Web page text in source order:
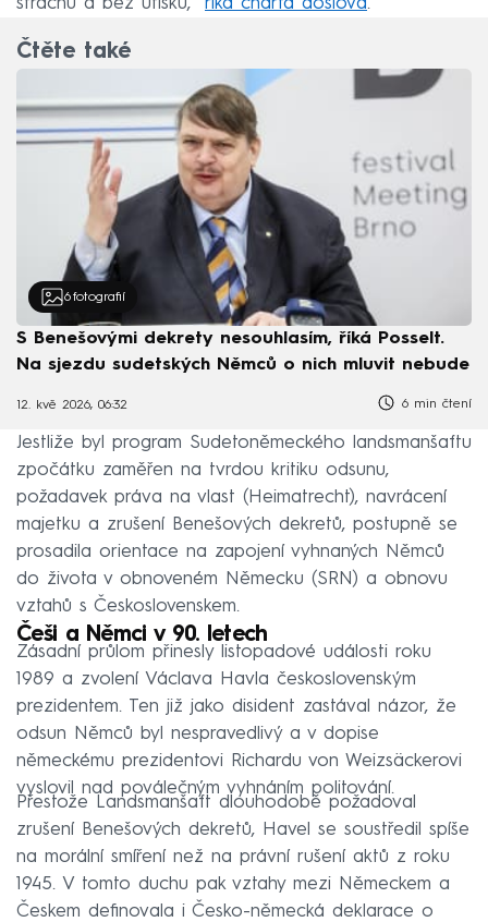
Čtěte také
6 fotografií
S Benešovými dekrety nesouhlasím, říká Posselt.
Na sjezdu sudetských Němců o nich mluvit nebude
12. kvě 2026, 06:32 6 min čtení
Jestliže byl program Sudetoněmeckého landsmanšaftu
zpočátku zaměřen na tvrdou kritiku odsunu,
požadavek práva na vlast (Heimatrecht), navrácení
majetku a zrušení Benešových dekretů, postupně se
prosadila orientace na zapojení vyhnaných Němců
do života v obnoveném Německu (SRN) a obnovu
vztahů s Československem.
Češi a Němci v 90. letech
Zásadní průlom přinesly listopadové události roku
1989 a zvolení Václava Havla československým
prezidentem. Ten již jako disident zastával názor, že
odsun Němců byl nespravedlivý a v dopise
německému prezidentovi Richardu von Weizsäckerovi
vyslovil nad poválečným vyhnáním politování.
Přestože Landsmanšaft dlouhodobě požadoval
zrušení Benešových dekretů, Havel se soustředil spíše
na morální smíření než na právní rušení aktů z roku
1945. V tomto duchu pak vztahy mezi Německem a
Českem definovala i Česko-německá deklarace o